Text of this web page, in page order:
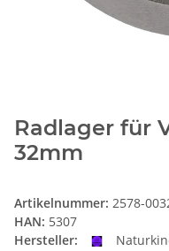
Radlager für
32mm
Artikelnummer: 2578-
HAN: 5307
Hersteller: